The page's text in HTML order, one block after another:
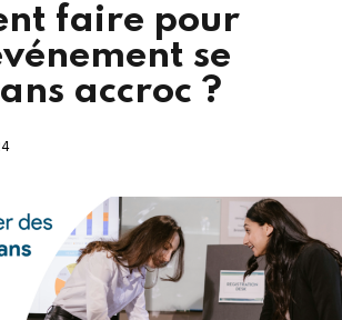
faire pour
se
accroc ?